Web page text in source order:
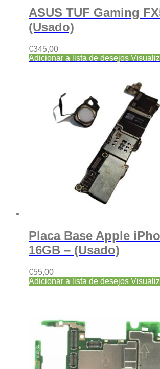
ASUS TUF Gaming
(Usado)
€345,00
Adicionar a lista de desejos
Placa Base Apple
16GB – (Usado)
€55,00
Adicionar a lista de desejos